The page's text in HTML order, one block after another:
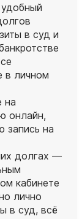
в суд и
в личном
на
онлайн,
запись на
долгах —
кабинете
лично
в суд, всё